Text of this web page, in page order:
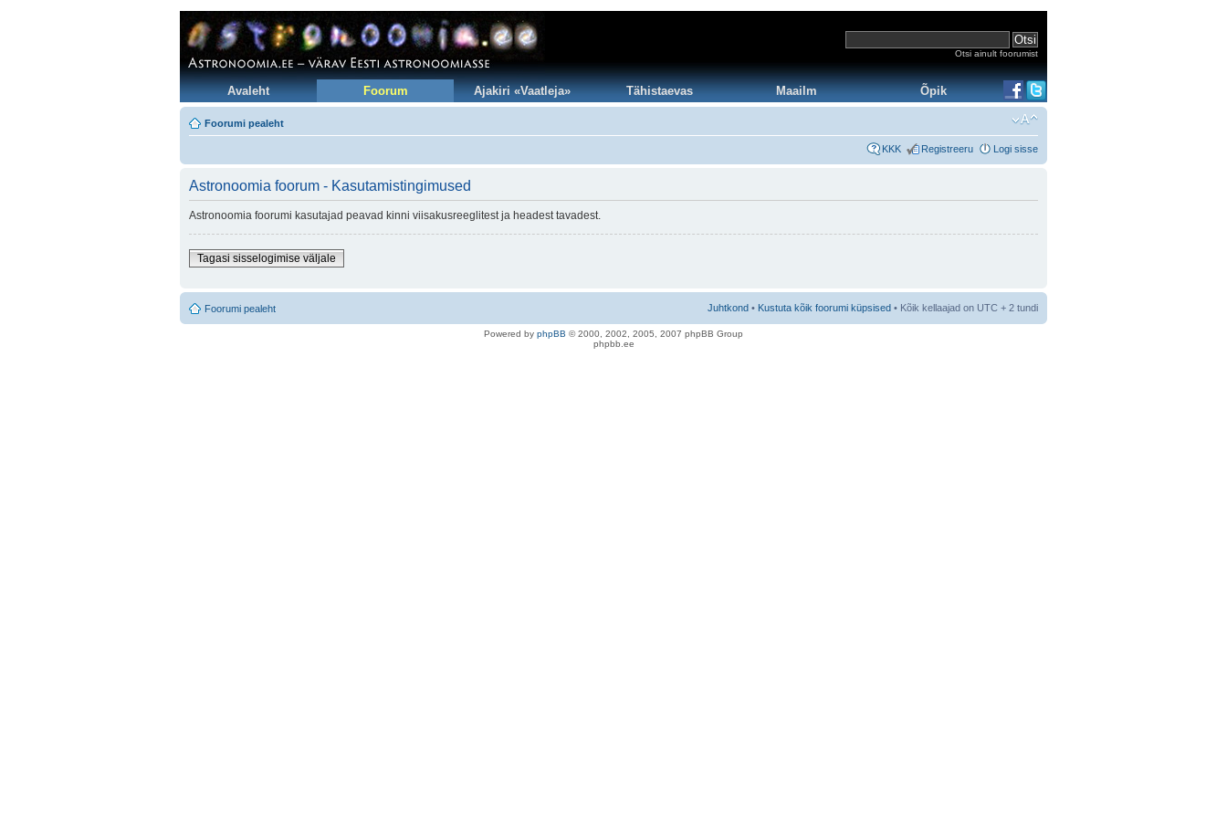
Otsi ainult foorumist
Avaleht Foorum Ajakiri «Vaatleja» Tähistaevas Maailm Õpik
Foorumi pealeht
KKK Registreeru Logi sisse
Astronoomia foorum - Kasutamistingimused
Astronoomia foorumi kasutajad peavad kinni viisakusreeglitest ja headest tavadest.
Tagasi sisselogimise väljale
Foorumi pealeht Juhtkond • Kustuta kõik foorumi küpsised • Kõik kellaajad on UTC + 2 tundi
Powered by phpBB © 2000, 2002, 2005, 2007 phpBB Group
phpbb.ee